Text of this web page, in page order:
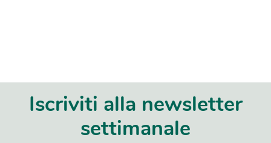
Iscriviti alla newsletter
settimanale